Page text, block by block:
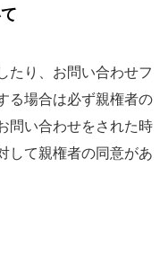
たり、お問い合わせフ
る場合は必ず親権者の
問い合わせをされた時
して親権者の同意があ